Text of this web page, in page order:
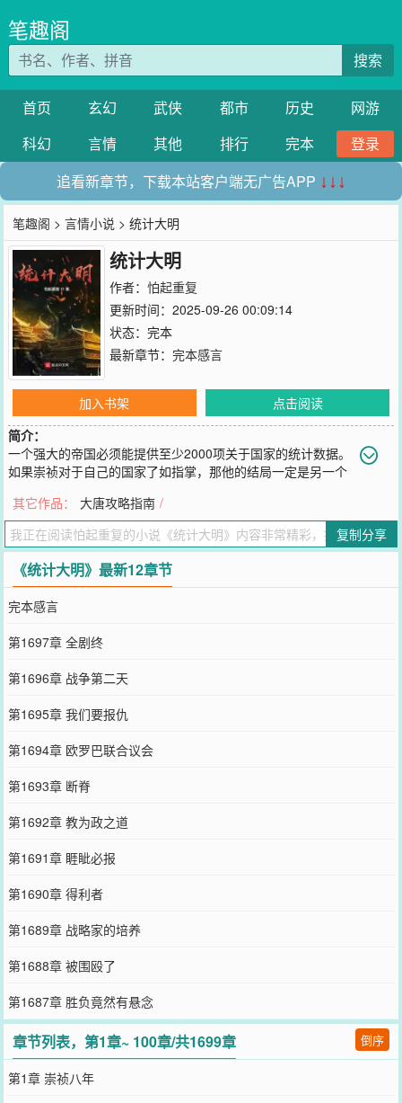
笔趣阁
搜索
首页 玄幻 武侠 都市 历史
网游
科幻
言情 其他 排行 完本
登录
追看新章节，下载本站客户端无广告APP ↓↓↓
笔趣阁 >言情小说 > 统计大明
统计大明
作者： 怕起重复
更新时间：2025-09-26 00:09:14
状态：完本
最新章节： 完本感言
加入书架
点击阅读
简介：
一个强大的帝国必须能提供至少2000项关于国家的统计数据。
如果崇祯对于自己的国家了如指掌，那他的结局一定是另一个
您要是觉得《统计大明》还不错的话请不要忘记向您QQ群和微博微信
里的朋友推荐哦！
其它作品： 大唐攻略指南 /
复制分享
《统计大明》最新12章节
完本感言
第1697章 全剧终
第1696章 战争第二天
第1695章 我们要报仇
第1694章 欧罗巴联合议会
第1693章 断脊
第1692章 教为政之道
第1691章 睚眦必报
第1690章 得利者
第1689章 战略家的培养
第1688章 被围殴了
第1687章 胜负竟然有悬念
章节列表，第1章~ 100章/共1699章 倒序
第1章 崇祯八年